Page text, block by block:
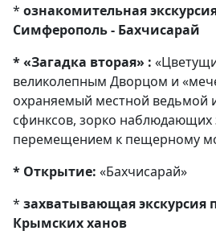
* ознакомительная
Симферополь - Бахчисарай
* «Загадка вторая» :
великолепным Дворцом и
охраняемый местной ведьмой
сфинксов, зорко
перемещением к пещерному
* Открытие: «Бахчисарай»
* захватывающая экскурсия
Крымских ханов